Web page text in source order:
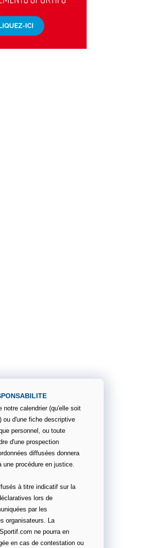
notre calendrier (qu'elle soit
ou d'une fiche descriptive
personnel, ou toute
d'une prospection
diffusées donnera
procédure en justice.
à titre indicatif sur la
lors de
par les
organisateurs. La
ne pourra en
en cas de contestation ou